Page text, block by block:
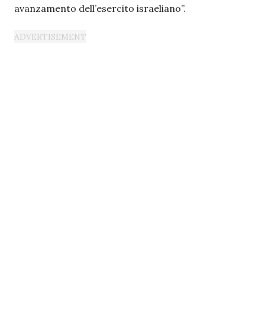
avanzamento dell’esercito israeliano”.